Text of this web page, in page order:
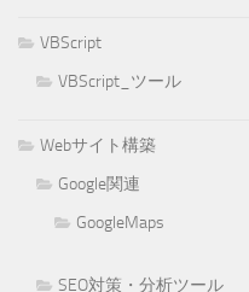
VBScript
VBScript_ツール
Webサイト構築
Google関連
GoogleMaps
SEO対策・分析ツール